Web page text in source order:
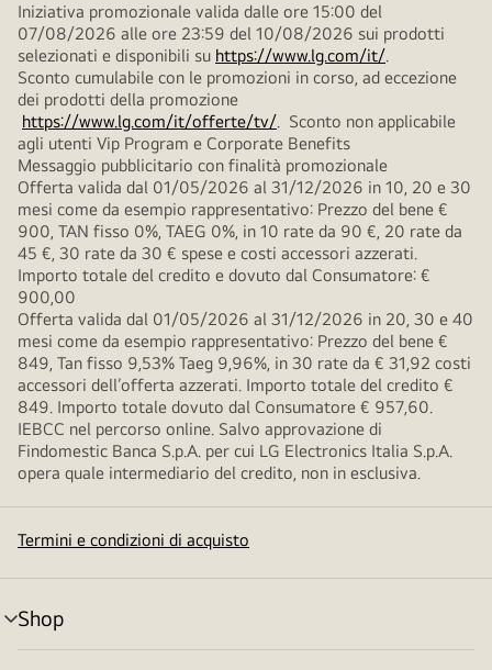
Iniziativa promozionale valida dalle ore 15:00 del
07/08/2026 alle ore 23:59 del 10/08/2026 sui prodotti
selezionati e disponibili su https://www.lg.com/it/.
Sconto cumulabile con le promozioni in corso, ad eccezione
dei prodotti della promozione
https://www.lg.com/it/offerte/tv/. Sconto non applicabile
agli utenti Vip Program e Corporate Benefits
Messaggio pubblicitario con finalità promozionale
Offerta valida dal 01/05/2026 al 31/12/2026 in 10, 20 e 30
mesi come da esempio rappresentativo: Prezzo del bene €
900, TAN fisso 0%, TAEG 0%, in 10 rate da 90 €, 20 rate da
45 €, 30 rate da 30 € spese e costi accessori azzerati.
Importo totale del credito e dovuto dal Consumatore: €
900,00
Offerta valida dal 01/05/2026 al 31/12/2026 in 20, 30 e 40
mesi come da esempio rappresentativo: Prezzo del bene €
849, Tan fisso 9,53% Taeg 9,96%, in 30 rate da € 31,92 costi
accessori dell’offerta azzerati. Importo totale del credito €
849. Importo totale dovuto dal Consumatore € 957,60.
IEBCC nel percorso online. Salvo approvazione di
Findomestic Banca S.p.A. per cui LG Electronics Italia S.p.A.
opera quale intermediario del credito, non in esclusiva.
Termini e condizioni di acquisto
Shop
Attivazione
menu